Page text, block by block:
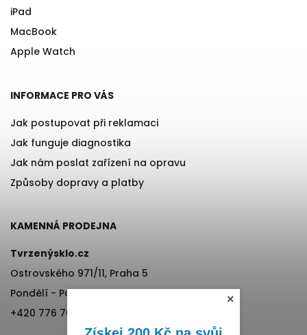
iPad
MacBook
Apple Watch
INFORMACE PRO VÁS
Jak postupovat při reklamaci
Jak funguje diagnostika
Jak nám poslat zařízení na opravu
Způsoby dopravy a platby
KAMENNÁ PRODEJNA
Tvrzenýsklo.cz
Ostrovského 971/11, Praha 5
Pondělí - Pátek, 12:00-17:00
+420 776 76 70 72